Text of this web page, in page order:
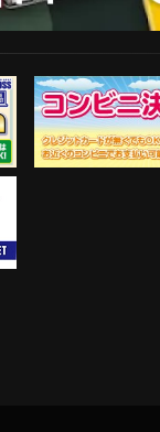
コンビニ決済